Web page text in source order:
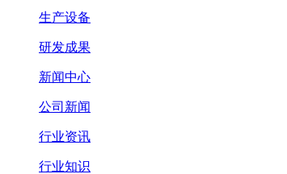
生产设备
研发成果
新闻中心
公司新闻
行业资讯
行业知识